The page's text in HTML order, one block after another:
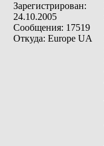
Зарегистрирован:
24.10.2005
Сообщения: 17519
Откуда: Europe UA